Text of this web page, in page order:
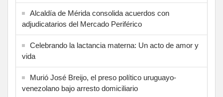
Alcaldía de Mérida consolida acuerdos con
adjudicatarios del Mercado Periférico
Celebrando la lactancia materna: Un acto de amor y
vida
Murió José Breijo, el preso político uruguayo-
venezolano bajo arresto domiciliario